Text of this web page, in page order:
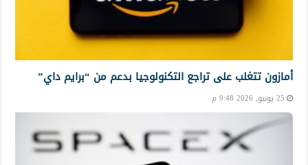
أمازون تتغلب على تراجع التكنولوجيا بدعم من “برايم داي”
25 يونيو, 2026 9:48 م